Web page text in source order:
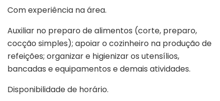
Com experiência na área.
Auxiliar no preparo de alimentos (corte, preparo,
cocção simples); apoiar o cozinheiro na produção de
refeições; organizar e higienizar os utensílios,
bancadas e equipamentos e demais atividades.
Disponibilidade de horário.